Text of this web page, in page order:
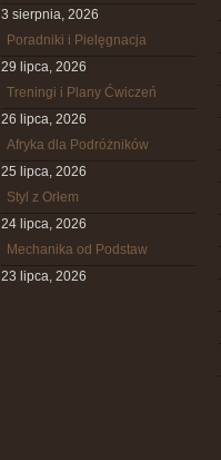
3 sierpnia, 2026
Poradniki i Pielęgnacja
29 lipca, 2026
Treningi i Plany Ćwiczeń
26 lipca, 2026
Afryka dla Podróżników
25 lipca, 2026
Styl z Orłem
24 lipca, 2026
Mechanika od Podstaw
23 lipca, 2026